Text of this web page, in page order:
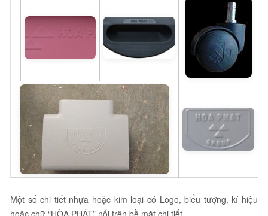
Một số chi tiết nhựa hoặc kim loại có Logo, biểu tượng, kí hiệu